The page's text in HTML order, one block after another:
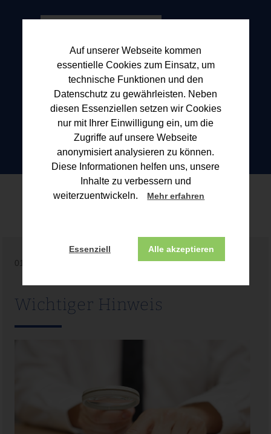
Auf unserer Webseite kommen
essentielle Cookies zum Einsatz, um
technische Funktionen und den
Datenschutz zu gewährleisten. Neben
diesen Essenziellen setzen wir Cookies
nur mit Ihrer Einwilligung ein, um die
Zugriffe auf unsere Webseite
anonymisiert analysieren zu können.
Diese Informationen helfen uns, unsere
Inhalte zu verbessern und
weiterzuentwickeln.
Mehr erfahren
Essenziell Alle akzeptieren
Blogbeitrag
01.06.2026 | Wichtiger Hinweis
Wichtiger Hinweis